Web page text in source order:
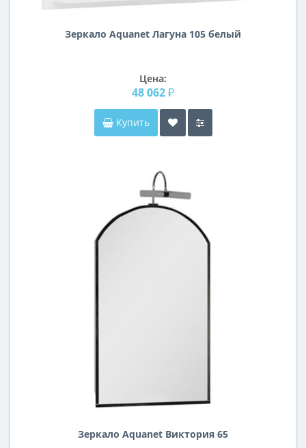
Зеркало Aquanet Лагуна 105 белый
Цена:
48 062 ₽
Купить
Зеркало Aquanet Виктория 65